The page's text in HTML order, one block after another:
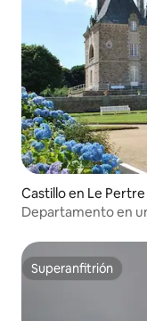
Castillo en Le Pertre
Departamento en
Superanfitrión
Superanfitrión